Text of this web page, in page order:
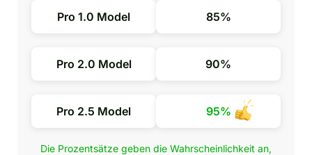
Pro 1.0 Model 85%
Pro 2.0 Model 90%
Pro 2.5 Model 95%
Die Prozentsätze geben die Wahrscheinlichkeit an,